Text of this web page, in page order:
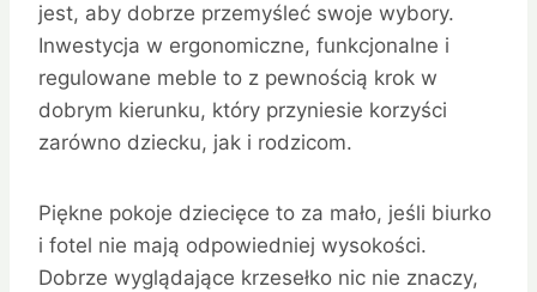
jest, aby dobrze przemyśleć swoje wybory.
Inwestycja w ergonomiczne, funkcjonalne i
regulowane meble to z pewnością krok w
dobrym kierunku, który przyniesie korzyści
zarówno dziecku, jak i rodzicom.
Piękne pokoje dziecięce to za mało, jeśli biurko
i fotel nie mają odpowiedniej wysokości.
Dobrze wyglądające krzesełko nic nie znaczy,